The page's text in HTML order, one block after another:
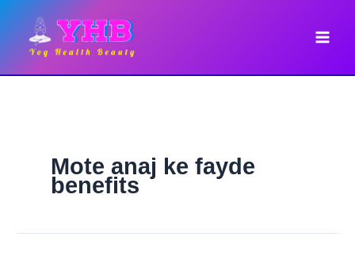
content
Mote anaj ke fayde
benefits